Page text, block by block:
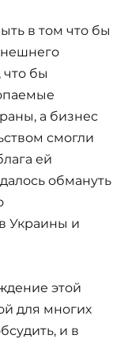
в том что бы
бы
а бизнес
смогли
ей
обмануть
Украины и
этой
для многих
и в